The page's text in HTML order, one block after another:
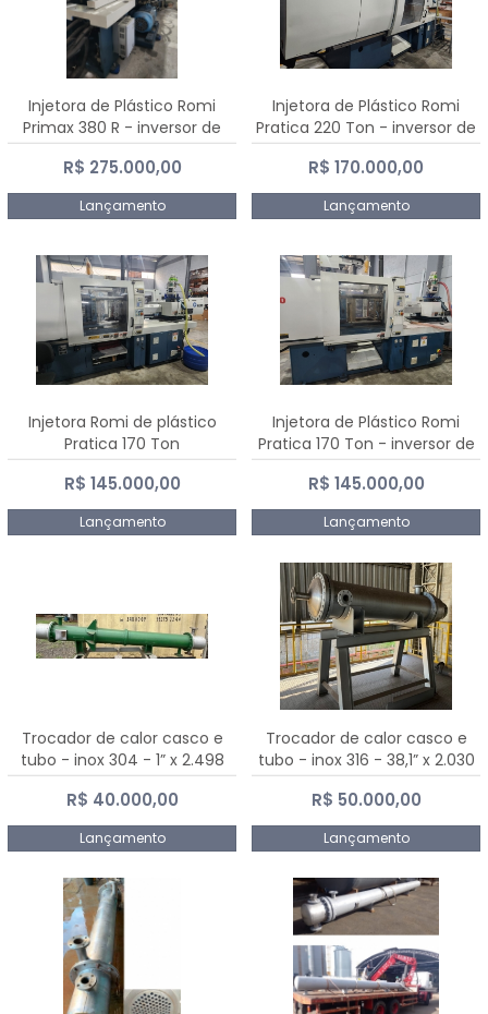
Injetora de Plástico Romi
Primax 380 R - inversor de
frequência NR 12
R$ 275.000,00
Lançamento
Injetora de Plástico Romi
Pratica 220 Ton - inversor de
frequência NR 12
R$ 170.000,00
Lançamento
Injetora Romi de plástico
Pratica 170 Ton
R$ 145.000,00
Lançamento
Injetora de Plástico Romi
Pratica 170 Ton - inversor de
frequência NR 12
R$ 145.000,00
Lançamento
Trocador de calor casco e
tubo - inox 304 - 1” x 2.498
mm
R$ 40.000,00
Lançamento
Trocador de calor casco e
tubo - inox 316 - 38,1” x 2.030
mm
R$ 50.000,00
Lançamento